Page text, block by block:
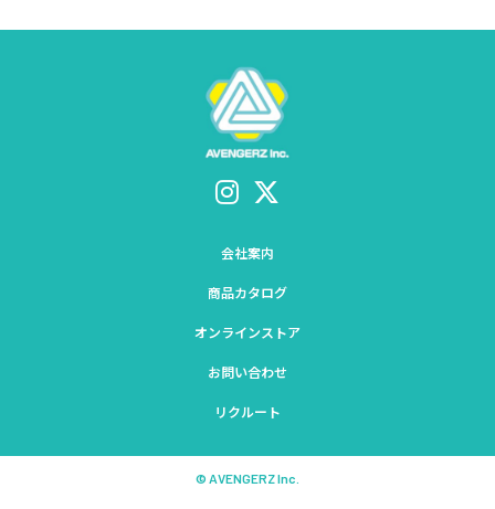
会社案内
商品カタログ
オンラインストア
お問い合わせ
リクルート
© AVENGERZ Inc.